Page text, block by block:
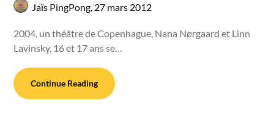
Jaïs PingPong, 27 mars 2012
2004, un théâtre de Copenhague, Nana Nørgaard et Linn
Lavinsky, 16 et 17 ans se…
Continue Reading